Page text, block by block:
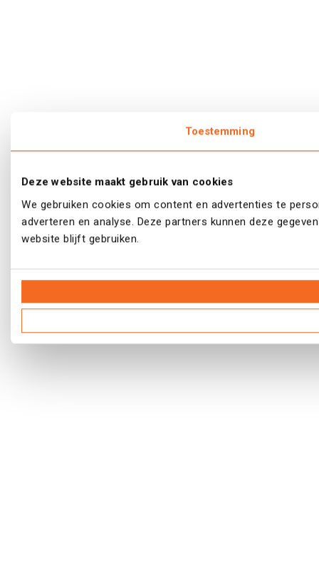
Toestemming
Deze website maakt gebruik van cookies
We gebruiken cookies om content en advertenties te
adverteren en analyse. Deze partners kunnen deze
website blijft gebruiken.